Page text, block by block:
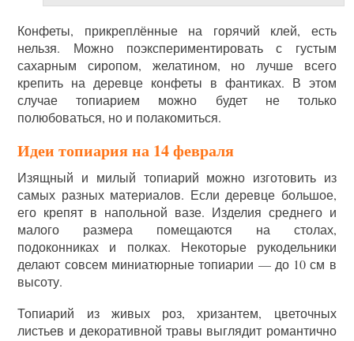
Конфеты, прикреплённые на горячий клей, есть
нельзя. Можно поэкспериментировать с густым
сахарным сиропом, желатином, но лучше всего
крепить на деревце конфеты в фантиках. В этом
случае топиарием можно будет не только
полюбоваться, но и полакомиться.
Идеи топиария на 14 февраля
Изящный и милый топиарий можно изготовить из
самых разных материалов. Если деревце большое,
его крепят в напольной вазе. Изделия среднего и
малого размера помещаются на столах,
подоконниках и полках. Некоторые рукодельники
делают совсем миниатюрные топиарии — до 10 см в
высоту.
Топиарий из живых роз, хризантем, цветочных
листьев и декоративной травы выглядит романтично